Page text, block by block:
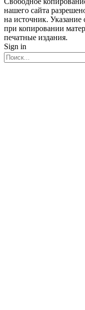
нашего сайта
на источник. Указание
при копировании
печатные издания.
Sign in